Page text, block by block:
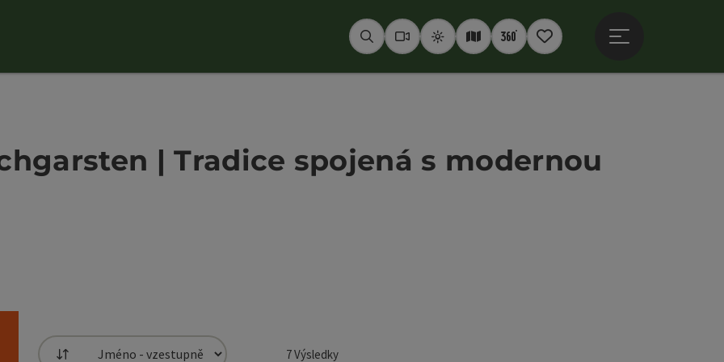
HledatWebkamery
PočasíInteraktivní mapa
360° panoramata
Poznámkový blok
| Tradice spojená s modernou
7Výsledky